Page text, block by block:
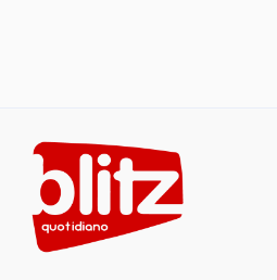
content